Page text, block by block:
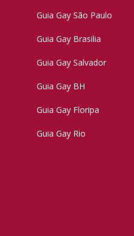
Guia Gay São Paulo
Guia Gay Brasilia
Guia Gay Salvador
Guia Gay BH
Guia Gay Floripa
Guia Gay Rio